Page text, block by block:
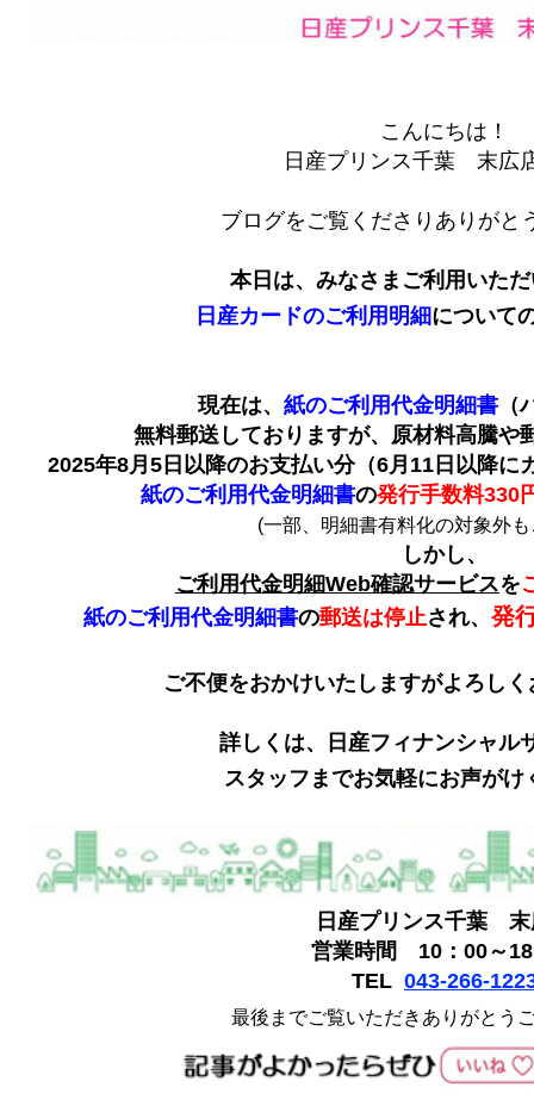
こんにちは！
日産プリンス千葉 末広
ブログをご覧くださりありがと
本日は、みなさまご利用いた
日産カードのご利用明細について
現在は、 紙のご利用代金明細書
無料郵送しておりますが、原材料高騰や
2025年8月5日以降のお支払い分（6月11日以降に
紙のご利用代金明細書の発行手数料330
(一部、明細書有料化の対象外
しかし、
ご利用代金明細Web確認サービスを
紙のご利用代金明細書の郵送は停止され、 発
ご不便をおかけいたしますがよろし
詳しくは、日産フィナンシャル
スタッフまでお気軽にお声がけ
日産プリンス千葉 末
営業時間 10：00～
TEL 043-266-
最後までご覧いただきありがとう